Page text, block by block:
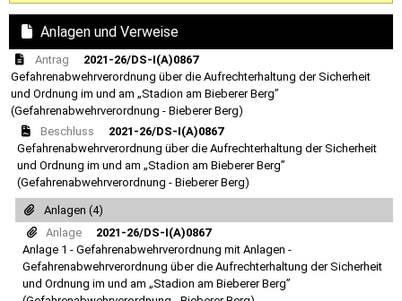
Anlagen und Verweise
Antrag
2021-26/DS-I(A)0867
Gefahrenabwehrverordnung über die Aufrechterhaltung der Sicherheit
und Ordnung im und am „Stadion am Bieberer Berg”
(Gefahrenabwehrverordnung - Bieberer Berg)
Beschluss
2021-26/DS-I(A)0867
Gefahrenabwehrverordnung über die Aufrechterhaltung der Sicherheit
und Ordnung im und am „Stadion am Bieberer Berg”
(Gefahrenabwehrverordnung - Bieberer Berg)
Anlagen (4)
Anlage
2021-26/DS-I(A)0867
Anlage 1 - Gefahrenabwehrverordnung mit Anlagen -
Gefahrenabwehrverordnung über die Aufrechterhaltung der Sicherheit
und Ordnung im und am „Stadion am Bieberer Berg”